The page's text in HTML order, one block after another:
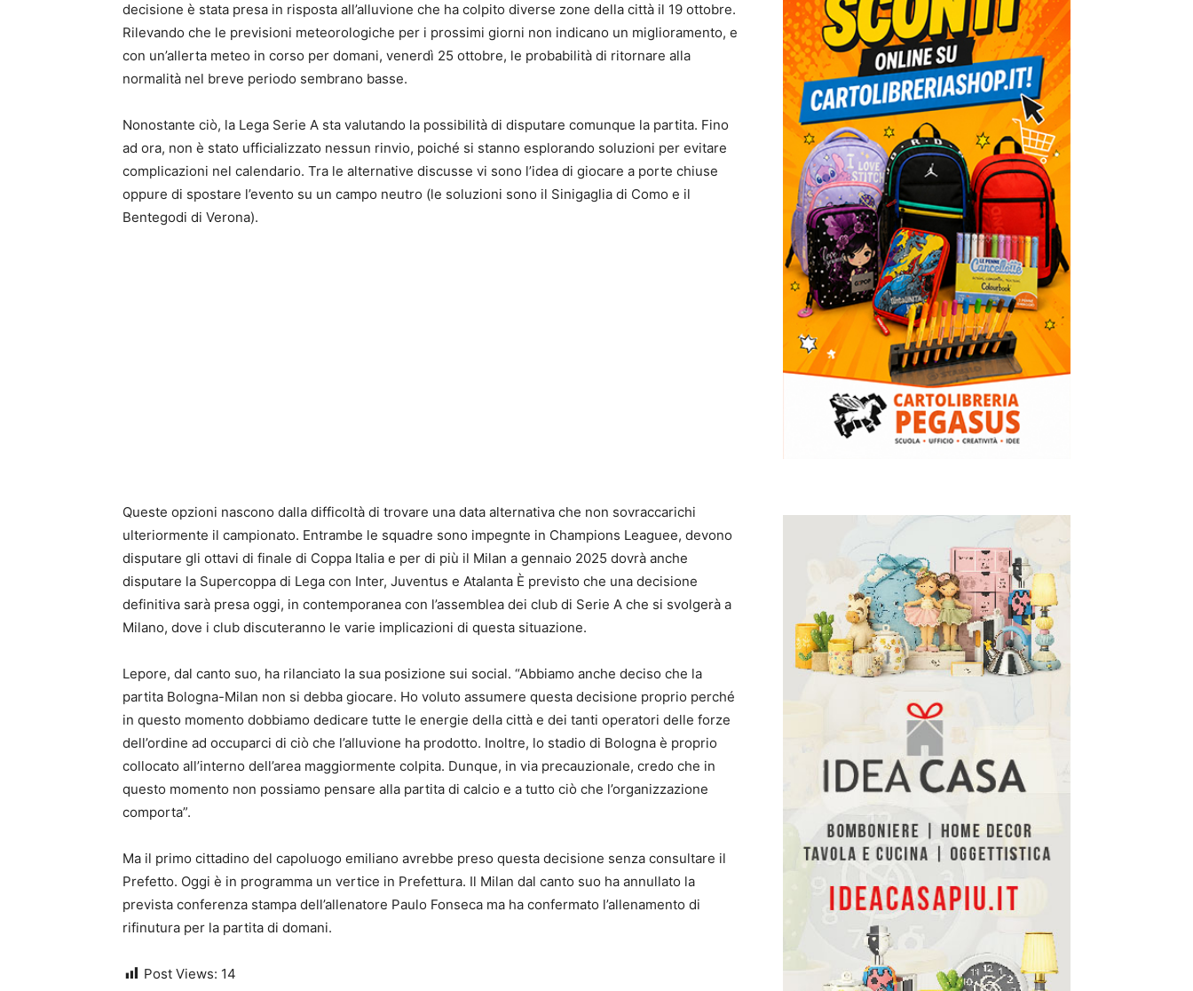
decisione è stata presa in risposta all’alluvione che ha colpito diverse zone della città il 19 ottobre.
Rilevando che le previsioni meteorologiche per i prossimi giorni non indicano un miglioramento, e
con un’allerta meteo in corso per domani, venerdì 25 ottobre, le probabilità di ritornare alla
normalità nel breve periodo sembrano basse.
Nonostante ciò, la Lega Serie A sta valutando la possibilità di disputare comunque la partita. Fino
ad ora, non è stato ufficializzato nessun rinvio, poiché si stanno esplorando soluzioni per evitare
complicazioni nel calendario. Tra le alternative discusse vi sono l’idea di giocare a porte chiuse
oppure di spostare l’evento su un campo neutro (le soluzioni sono il Sinigaglia di Como e il
Bentegodi di Verona).
Queste opzioni nascono dalla difficoltà di trovare una data alternativa che non sovraccarichi
ulteriormente il campionato. Entrambe le squadre sono impegnte in Champions Leaguee, devono
disputare gli ottavi di finale di Coppa Italia e per di più il Milan a gennaio 2025 dovrà anche
disputare la Supercoppa di Lega con Inter, Juventus e Atalanta È previsto che una decisione
definitiva sarà presa oggi, in contemporanea con l’assemblea dei club di Serie A che si svolgerà a
Milano, dove i club discuteranno le varie implicazioni di questa situazione.
Lepore, dal canto suo, ha rilanciato la sua posizione sui social. “Abbiamo anche deciso che la
partita Bologna-Milan non si debba giocare. Ho voluto assumere questa decisione proprio perché
in questo momento dobbiamo dedicare tutte le energie della città e dei tanti operatori delle forze
dell’ordine ad occuparci di ciò che l’alluvione ha prodotto. Inoltre, lo stadio di Bologna è proprio
collocato all’interno dell’area maggiormente colpita. Dunque, in via precauzionale, credo che in
questo momento non possiamo pensare alla partita di calcio e a tutto ciò che l’organizzazione
comporta”.
Ma il primo cittadino del capoluogo emiliano avrebbe preso questa decisione senza consultare il
Prefetto. Oggi è in programma un vertice in Prefettura. Il Milan dal canto suo ha annullato la
prevista conferenza stampa dell’allenatore Paulo Fonseca ma ha confermato l’allenamento di
rifinutura per la partita di domani.
Post Views: 14